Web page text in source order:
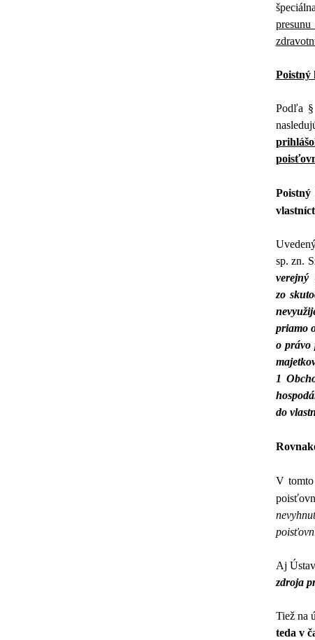
Poistný
Podľa
sp. zn.
zo
priamo
o právo
1
do
V tomto
Aj
zdroja
Tiež na
teda v